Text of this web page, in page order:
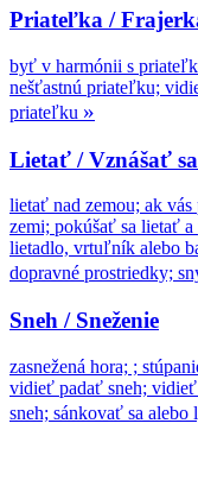
Priateľka /
byť v harmónii s
nešťastnú priateľku;
priateľku »
Lietať / Vznášať
lietať nad zemou; ak
zemi; pokúšať sa lietať
lietadlo, vrtuľník alebo
dopravné prostriedky;
Sneh / Sneženie
zasnežená hora; ;
vidieť padať sneh;
sneh; sánkovať sa alebo